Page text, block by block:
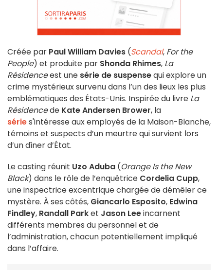
Créée par Paul William Davies (Scandal, For the
People) et produite par Shonda Rhimes, La
Résidenceest une série de suspensequi explore un
crime mystérieux survenu dans l’un des lieux les plus
emblématiques des États-Unis. Inspirée du livre La
Résidencede Kate Andersen Brower, la
séries'intéresse aux employés de la Maison-Blanche,
témoins et suspects d’un meurtre qui survient lors
d’un dîner d’État.
Le casting réunit Uzo Aduba (Orange Is the New
Black) dans le rôle de l’enquêtrice Cordelia Cupp,
une inspectrice excentrique chargée de démêler ce
mystère. À ses côtés, Giancarlo Esposito, Edwina
Findley, Randall Parket Jason Leeincarnent
différents membres du personnel et de
l’administration, chacun potentiellement impliqué
dans l’affaire.